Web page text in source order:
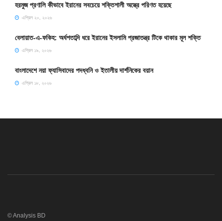
হরমুজ প্রণালি কীভাবে ইরানের সবচেয়ে শক্তিশালী অস্ত্রে পরিণত হয়েছে
এপ্রিল ২০, ২০২৬
বেলায়াত-এ-ফকিহ: অর্ধশতাব্দি ধরে ইরানের ইসলামি প্রজাতন্ত্র টিকে থাকার মূল শক্তি
এপ্রিল ১৯, ২০২৬
বাংলাদেশে নয়া ফ্যাসিবাদের পদধ্বনি ও ইতালীয় দার্শনিকের বয়ান
এপ্রিল ১৮, ২০২৬
© Analysis BD